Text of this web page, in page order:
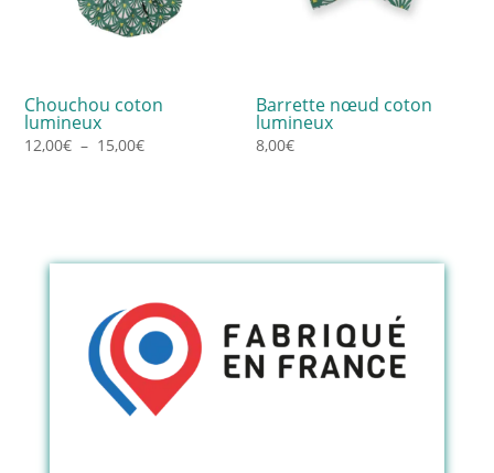
Chouchou coton
lumineux
12,00€ – 15,00€Plage
à
Barrette nœud coton
lumineux
8,00€